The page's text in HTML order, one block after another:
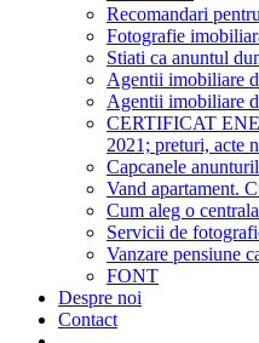
Recomandari
Fotografie
Stiati ca anuntul
Agentii imobiliare
Agentii imobiliare
CERTIFICAT
2021; preturi, acte
Capcanele
Vand apartament.
Cum aleg o
Servicii de
Vanzare pensiune
FONT
Despre noi
Contact